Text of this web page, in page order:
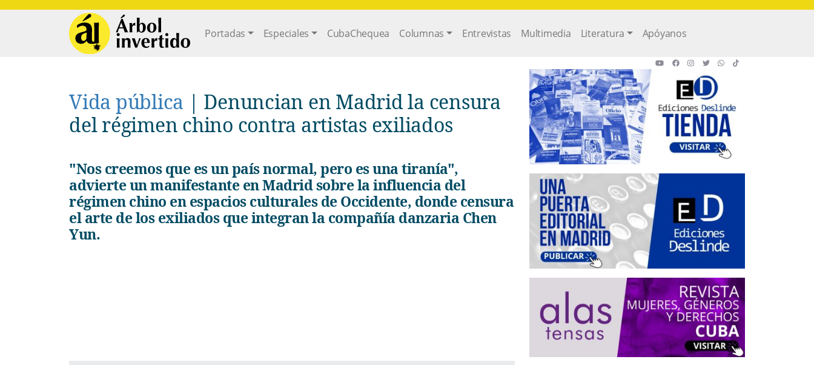
Main navigation
Portadas Especiales CubaChequea Columnas Entrevistas Multimedia Literatura Apóyanos
Vida pública | Denuncian en Madrid la censura
del régimen chino contra artistas exiliados
"Nos creemos que es un país normal, pero es una tiranía",
advierte un manifestante en Madrid sobre la influencia del
régimen chino en espacios culturales de Occidente, donde censura
el arte de los exiliados que integran la compañía danzaria Chen
Yun.